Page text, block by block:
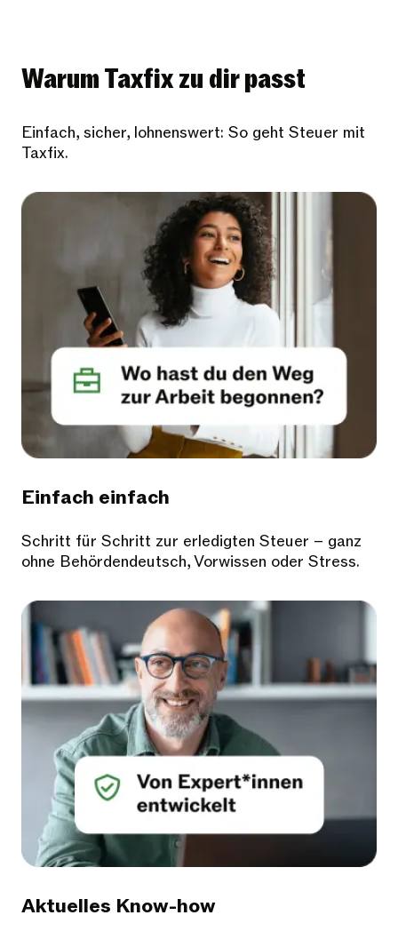
Warum Taxfix zu dir passt
Einfach, sicher, lohnenswert: So geht Steuer mit
Taxfix.
Einfach einfach
Schritt für Schritt zur erledigten Steuer – ganz
ohne Behördendeutsch, Vorwissen oder Stress.
Aktuelles Know-how